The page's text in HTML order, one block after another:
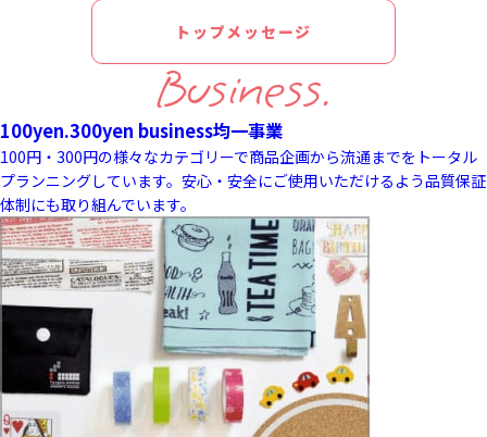
トップメッセージ
Business.
100yen.300yen business均一事業
100円・300円の様々なカテゴリーで商品企画から流通までをトータル
プランニングしています。安心・安全にご使用いただけるよう品質保証
体制にも取り組んでいます。